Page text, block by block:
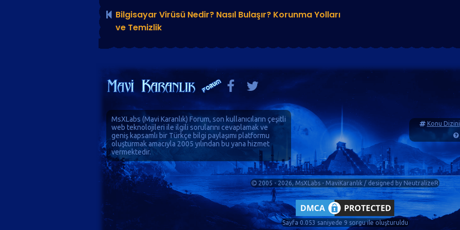
Bilgisayar Virüsü Nedir? Nasıl Bulaşır? Korunma Yolları
ve Temizlik
MsXLabs (Mavi Karanlık) Forum, son kullanıcıların çeşitli
web teknolojileri ile ilgili sorularını cevaplamak ve
geniş kapsamlı bir Türkçe bilgi paylaşımı platformu
oluşturmak amacıyla 2005 yılından bu yana hizmet
vermektedir.
Konu Dizini
2005 - 2026, MsXLabs - MaviKaranlık / designed by NeutralizeR
Sayfa 0.053 saniyede 9 sorgu ile oluşturuldu